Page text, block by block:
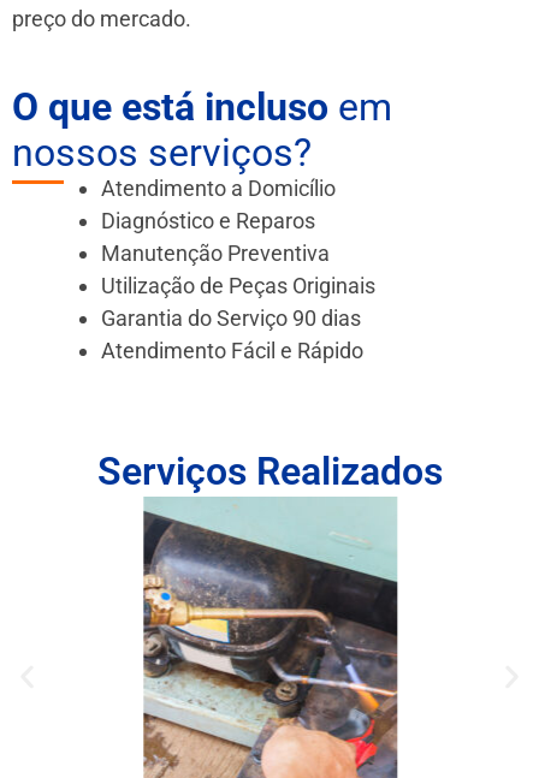
preço do mercado.
O que está incluso em
nossos serviços?
Atendimento a Domicílio
Diagnóstico e Reparos
Manutenção Preventiva
Utilização de Peças Originais
Garantia do Serviço 90 dias
Atendimento Fácil e Rápido
Serviços Realizados